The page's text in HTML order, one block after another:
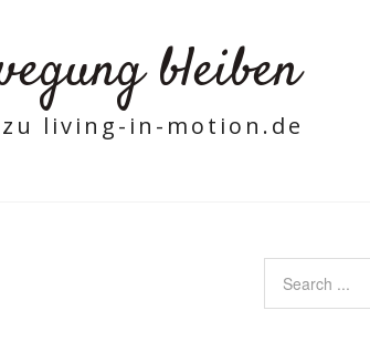
bleiben
zu living-in-motion.de